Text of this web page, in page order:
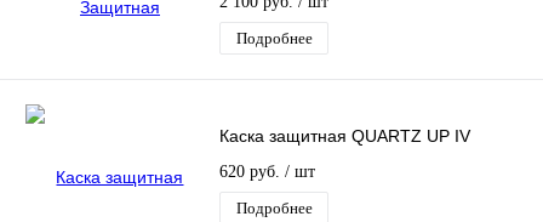
Подробнее
Каска защитная QUARTZ UP IV
620 руб. / шт
Подробнее